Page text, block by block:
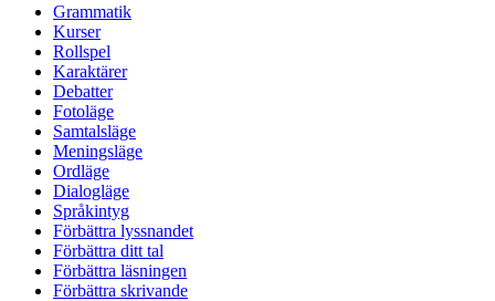
Grammatik
Kurser
Rollspel
Karaktärer
Debatter
Fotoläge
Samtalsläge
Meningsläge
Ordläge
Dialogläge
Språkintyg
Förbättra lyssnandet
Förbättra ditt tal
Förbättra läsningen
Förbättra skrivande